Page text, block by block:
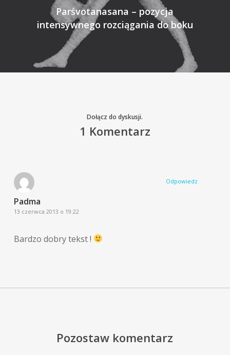
Parśvotanasana – pozycja
intensywnego rozciągania do boku
Dołącz do dyskusji.
1 Komentarz
Padma
13 czerwca 2013 o 19:22
Bardzo dobry tekst !
Odpowiedz
Pozostaw komentarz